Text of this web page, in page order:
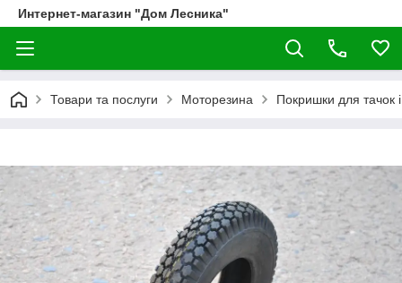
Интернет-магазин "Дом Лесника"
Товари та послуги Моторезина Покришки для тачок і